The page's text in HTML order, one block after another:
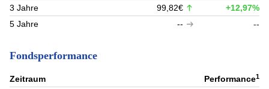
3 Jahre
99,82€
+12,97%
5 Jahre
-- --
Fondsperformance
Zeitraum Performance1